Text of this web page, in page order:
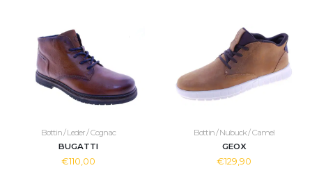
Bottin / Leder / Cognac
BUGATTI
€110,00
Bottin / Nubuck / Camel
GEOX
€129,90